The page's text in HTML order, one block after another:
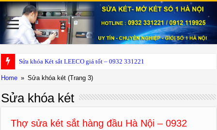
Sửa khóa Két sắt LEECO giá tốt – 0932 331221
Home » Sửa khóa két (Trang 3)
Sửa khóa két
Thợ sửa két sắt hàng đầu Hà Nội – 0932